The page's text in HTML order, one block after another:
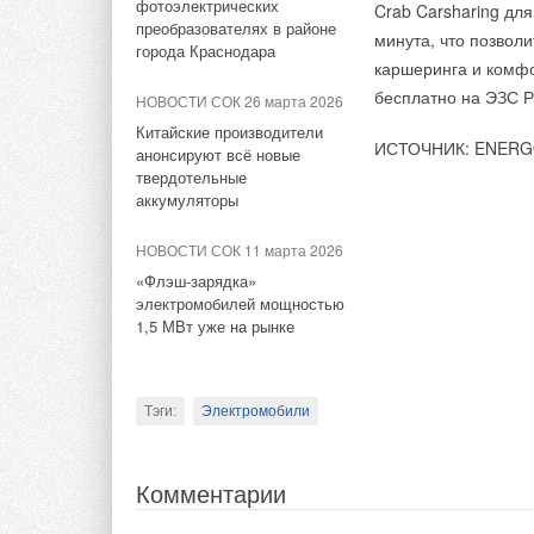
фотоэлектрических
преобразователях в районе
города Краснодара
НОВОСТИ СОК 26 марта 2026
Китайские производители
анонсируют всё новые
твердотельные
аккумуляторы
НОВОСТИ СОК 11 марта 2026
«Флэш-зарядка»
электромобилей мощностью
1,5 МВт уже на рынке
Crab Carsharing
минута, что
каршеринга и
бесплатно на ЭЗС
ИСТОЧНИК:
Тэги: Электромобили
Комментарии
компании «Дон
Мы
заботиться об
последнее
КРС, из которого
активно внедряет
ПЕНОПЛЭКС
интенсивностью
более одного раза
от ряда решений с
Предусматривает